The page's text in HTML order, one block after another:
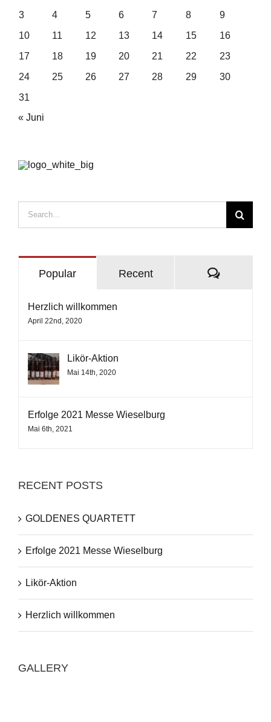
3
4 5 6 7 8
9
10
11 12 13 14 15
16
17
18 19 20 21 22
23
24
25 26 27 28 29
30
31
« Juni
Search
for:
Popular Recent Comments
Herzlich willkommen
April 22nd, 2020
Likör-Aktion
Mai 14th, 2020
Erfolge 2021 Messe Wieselburg
Mai 6th, 2021
RECENT POSTS
GOLDENES QUARTETT
Erfolge 2021 Messe Wieselburg
Likör-Aktion
Herzlich willkommen
GALLERY